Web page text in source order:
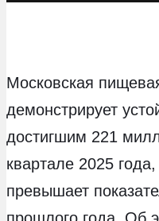
Московская
демонстрирует
достигшим 221
квартале 2025
превышает